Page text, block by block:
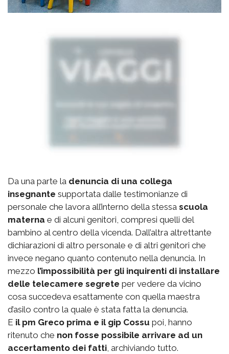
Da una parte la denuncia di una collega
insegnante supportata dalle testimonianze di
personale che lavora all’interno della stessa scuola
materna e di alcuni genitori, compresi quelli del
bambino al centro della vicenda. Dall’altra altrettante
dichiarazioni di altro personale e di altri genitori che
invece negano quanto contenuto nella denuncia. In
mezzo l’impossibilità per gli inquirenti di installare
delle telecamere segrete per vedere da vicino
cosa succedeva esattamente con quella maestra
d’asilo contro la quale è stata fatta la denuncia.
E il pm Greco prima e il gip Cossu poi, hanno
ritenuto che non fosse possibile arrivare ad un
accertamento dei fatti, archiviando tutto.